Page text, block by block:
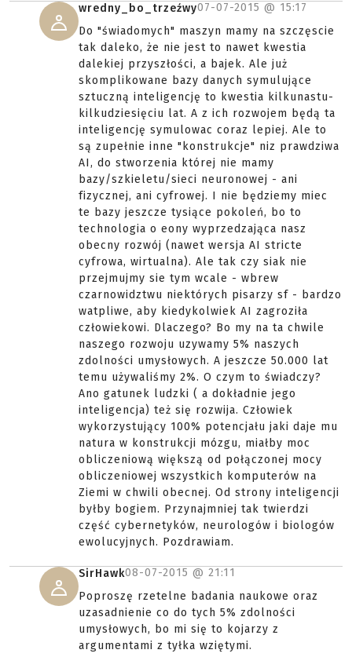
wredny_bo_trzeźwy07-07-2015 @ 15:17
Do "świadomych" maszyn mamy na szczęscie
tak daleko, że nie jest to nawet kwestia
dalekiej przyszłości, a bajek. Ale już
skomplikowane bazy danych symulujące
sztuczną inteligencję to kwestia kilkunastu-
kilkudziesięciu lat. A z ich rozwojem będą ta
inteligencję symulowac coraz lepiej. Ale to
są zupełnie inne "konstrukcje" niz prawdziwa
AI, do stworzenia której nie mamy
bazy/szkieletu/sieci neuronowej - ani
fizycznej, ani cyfrowej. I nie będziemy miec
te bazy jeszcze tysiące pokoleń, bo to
technologia o eony wyprzedzająca nasz
obecny rozwój (nawet wersja AI stricte
cyfrowa, wirtualna). Ale tak czy siak nie
przejmujmy sie tym wcale - wbrew
czarnowidztwu niektórych pisarzy sf - bardzo
watpliwe, aby kiedykolwiek AI zagroziła
człowiekowi. Dlaczego? Bo my na ta chwile
naszego rozwoju uzywamy 5% naszych
zdolności umysłowych. A jeszcze 50.000 lat
temu używaliśmy 2%. O czym to świadczy?
Ano gatunek ludzki ( a dokładnie jego
inteligencja) też się rozwija. Człowiek
wykorzystujący 100% potencjału jaki daje mu
natura w konstrukcji mózgu, miałby moc
obliczeniową większą od połączonej mocy
obliczeniowej wszystkich komputerów na
Ziemi w chwili obecnej. Od strony inteligencji
byłby bogiem. Przynajmniej tak twierdzi
część cybernetyków, neurologów i biologów
ewolucyjnych. Pozdrawiam.
SirHawk08-07-2015 @ 21:11
Poproszę rzetelne badania naukowe oraz
uzasadnienie co do tych 5% zdolności
umysłowych, bo mi się to kojarzy z
argumentami z tyłka wziętymi.